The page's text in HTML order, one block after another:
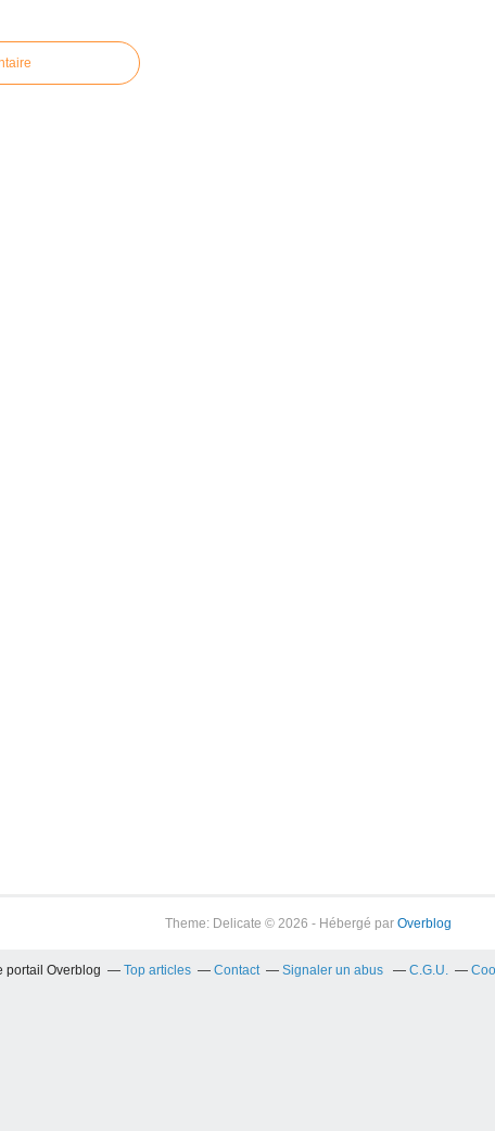
Theme: Delicate © 2026 - Hébergé par Overblog
portail Overblog Top articles Contact Signaler un abus C.G.U.